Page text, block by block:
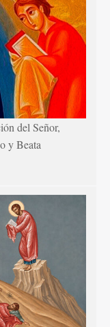
del Señor,
y Beata